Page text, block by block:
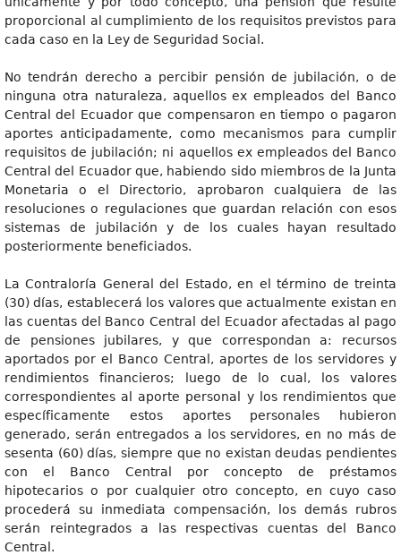
proporcional al cumplimiento de los requisitos previstos para
cada caso en la Ley de Seguridad Social.
No tendrán derecho a percibir pensión de jubilación, o de
ninguna otra naturaleza, aquellos ex empleados del Banco
Central del Ecuador que compensaron en tiempo o pagaron
aportes anticipadamente, como mecanismos para cumplir
requisitos de jubilación; ni aquellos ex empleados del Banco
Central del Ecuador que, habiendo sido miembros de la Junta
Monetaria o el Directorio, aprobaron cualquiera de las
resoluciones o regulaciones que guardan relación con esos
sistemas de jubilación y de los cuales hayan resultado
posteriormente beneficiados.
La Contraloría General del Estado, en el término de treinta
(30) días, establecerá los valores que actualmente existan en
las cuentas del Banco Central del Ecuador afectadas al pago
de pensiones jubilares, y que correspondan a: recursos
aportados por el Banco Central, aportes de los servidores y
rendimientos financieros; luego de lo cual, los valores
correspondientes al aporte personal y los rendimientos que
específicamente estos aportes personales hubieron
generado, serán entregados a los servidores, en no más de
sesenta (60) días, siempre que no existan deudas pendientes
con el Banco Central por concepto de préstamos
hipotecarios o por cualquier otro concepto, en cuyo caso
procederá su inmediata compensación, los demás rubros
serán reintegrados a las respectivas cuentas del Banco
Central.